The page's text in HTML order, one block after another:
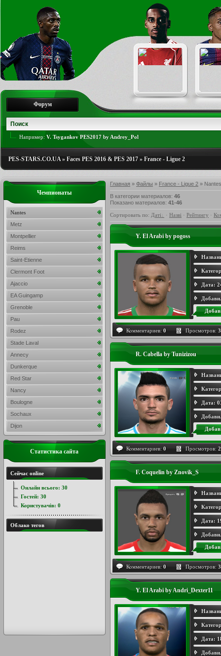
Форум
Например: V. Tsygankov PES2017 by Andrey_Pol
PES-STARS.CO.UA» Faces PES 2016 & PES 2017 » France - Ligue 2
Главная » Файлы » France - Ligue 2 » Nantes
В категории материалов: 46
Показано материалов: 41-46
Сортировать по: Даті · Назві · Рейтингу ·
Y. El Arabi by pogoss
Дата:
Комментариев: 0 Просмотров:
R. Cabella by Tunizizou
Дата:
Комментариев: 0 Просмотров:
F. Coquelin by Znovik_S
Дата:
Комментариев: 0 Просмотров:
Y. El Arabi by Andri_Dexter11
Дата:
Чемпионаты
Nantes
Metz
Montpellier
Reims
Saint-Etienne
Clermont Foot
Ajaccio
EA Guingamp
Grenoble
Pau
Rodez
Stade Laval
Annecy
Dunkerque
Red Star
Nancy
Boulogne
Sochaux
Dijon
Статистика сайта
Сейчас online
Онлайн всього: 30
Гостей: 30
Користувачів: 0
Облако тегов